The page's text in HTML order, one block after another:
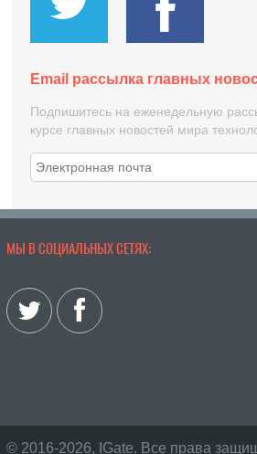
Email рассылка главных
Подпишитесь на еженедельную
курсе главных новостей мира
МЫ В СОЦИАЛЬНЫХ СЕТЯХ:
© 2016-2026, IGate. Все права